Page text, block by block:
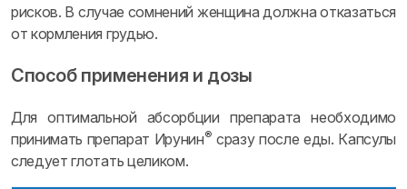
рисков. В случае сомнений женщина должна отказаться
от кормления грудью.
Способ применения и дозы
Для оптимальной абсорбции препарата необходимо
принимать препарат Ирунин® сразу после еды. Капсулы
следует глотать целиком.